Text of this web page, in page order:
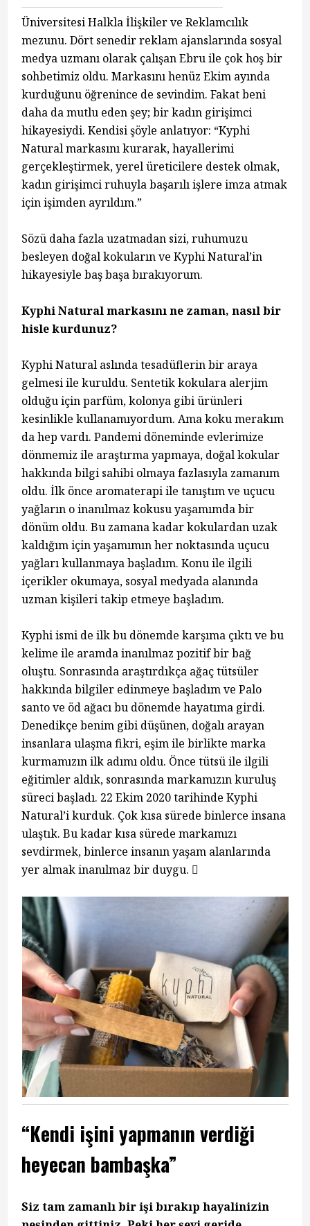
Üniversitesi Halkla İlişkiler ve Reklamcılık
mezunu. Dört senedir reklam ajanslarında sosyal
medya uzmanı olarak çalışan Ebru ile çok hoş bir
sohbetimiz oldu. Markasını henüz Ekim ayında
kurduğunu öğrenince de sevindim. Fakat beni
daha da mutlu eden şey; bir kadın girişimci
hikayesiydi. Kendisi şöyle anlatıyor: “Kyphi
Natural markasını kurarak, hayallerimi
gerçekleştirmek, yerel üreticilere destek olmak,
kadın girişimci ruhuyla başarılı işlere imza atmak
için işimden ayrıldım.”
Sözü daha fazla uzatmadan sizi, ruhumuzu
besleyen doğal kokuların ve Kyphi Natural’in
hikayesiyle baş başa bırakıyorum.
Kyphi Natural markasını ne zaman, nasıl bir
hisle kurdunuz?
Kyphi Natural aslında tesadüflerin bir araya
gelmesi ile kuruldu. Sentetik kokulara alerjim
olduğu için parfüm, kolonya gibi ürünleri
kesinlikle kullanamıyordum. Ama koku merakım
da hep vardı. Pandemi döneminde evlerimize
dönmemiz ile araştırma yapmaya, doğal kokular
hakkında bilgi sahibi olmaya fazlasıyla zamanım
oldu. İlk önce aromaterapi ile tanıştım ve uçucu
yağların o inanılmaz kokusu yaşamımda bir
dönüm oldu. Bu zamana kadar kokulardan uzak
kaldığım için yaşamımın her noktasında uçucu
yağları kullanmaya başladım. Konu ile ilgili
içerikler okumaya, sosyal medyada alanında
uzman kişileri takip etmeye başladım.
Kyphi ismi de ilk bu dönemde karşıma çıktı ve bu
kelime ile aramda inanılmaz pozitif bir bağ
oluştu. Sonrasında araştırdıkça ağaç tütsüler
hakkında bilgiler edinmeye başladım ve Palo
santo ve öd ağacı bu dönemde hayatıma girdi.
Denedikçe benim gibi düşünen, doğalı arayan
insanlara ulaşma fikri, eşim ile birlikte marka
kurmamızın ilk adımı oldu. Önce tütsü ile ilgili
eğitimler aldık, sonrasında markamızın kuruluş
süreci başladı. 22 Ekim 2020 tarihinde Kyphi
Natural’i kurduk. Çok kısa sürede binlerce insana
ulaştık. Bu kadar kısa sürede markamızı
sevdirmek, binlerce insanın yaşam alanlarında
yer almak inanılmaz bir duygu. 
“Kendi işini yapmanın verdiği
heyecan bambaşka”
Siz tam zamanlı bir işi bırakıp hayalinizin